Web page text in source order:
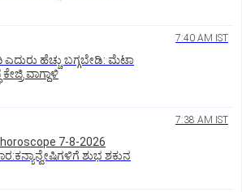
7:40 AM IST
ಹೆಚ್ಚು ಬಗ್ಗಬೇಡಿ: ಮೆಟಾ
ವಾಗ್ದಾಳಿ
7:38 AM IST
horoscope 7-8-2026
ಶುಭ ಶಕುನ